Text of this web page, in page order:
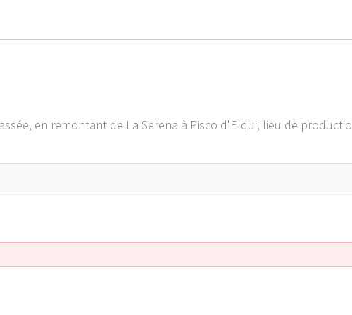
en remontant de La Serena à Pisco d'Elqui, lieu de